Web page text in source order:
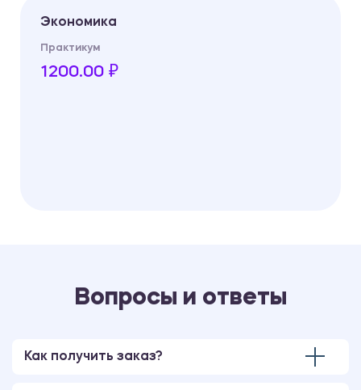
Экономика
Практикум
1200.00 ₽
Вопросы и ответы
Как получить заказ?